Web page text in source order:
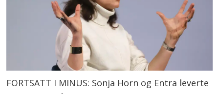
FORTSATT I MINUS: Sonja Horn og Entra leverte